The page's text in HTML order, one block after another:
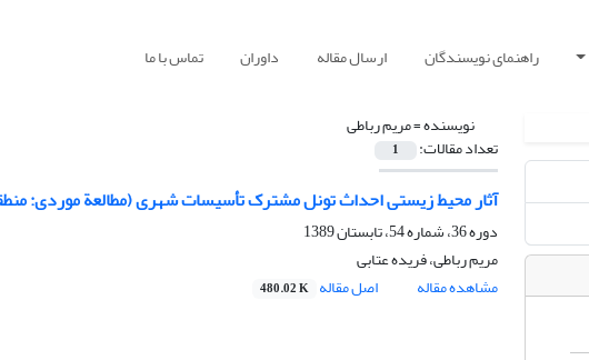
راهنمای نویسندگان ارسال مقاله داوران تماس با ما
نویسنده =مریم رباطی
تعداد مقالات: 1
آثار محیط زیستی احداث تونل مشترک تأسیسات شهری (مطالعة موردی: منطقة 22
دوره 36، شماره 54، تابستان 1389
مریم رباطی، فریده عتابی
مشاهده مقاله
اصل مقاله 480.02 K